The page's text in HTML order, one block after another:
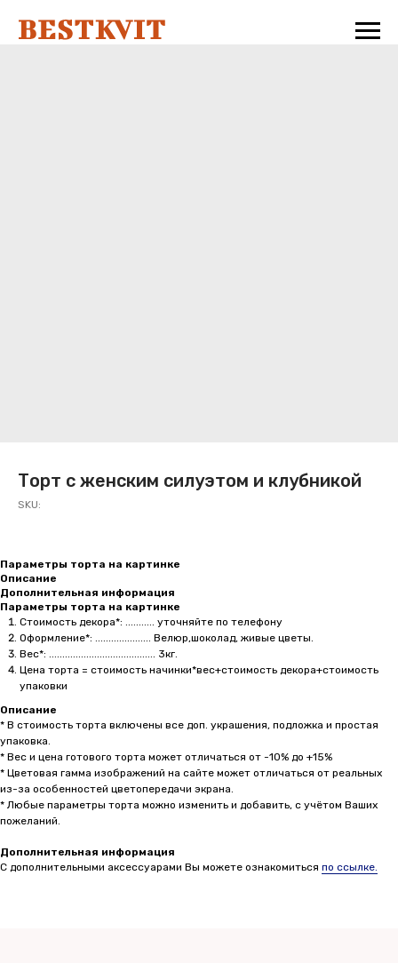
Торт с женским силуэтом и клубникой
SKU:
Параметры торта на картинке
Описание
Дополнительная информация
Параметры торта на картинке
Стоимость декора*: ........... уточняйте по телефону
Оформление*: ..................... Велюр,шоколад, живые цветы.
Вес*: ........................................ 3кг.
Цена торта = стоимость начинки*вес+стоимость декора+стоимость
упаковки
Описание
* В стоимость торта включены все доп. украшения, подложка и простая
упаковка.
* Вес и цена готового торта может отличаться от -10% до +15%
* Цветовая гамма изображений на сайте может отличаться от реальных
из-за особенностей цветопередачи экрана.
* Любые параметры торта можно изменить и добавить, с учётом Ваших
пожеланий.
Дополнительная информация
С дополнительными аксессуарами Вы можете ознакомиться по ссылке.